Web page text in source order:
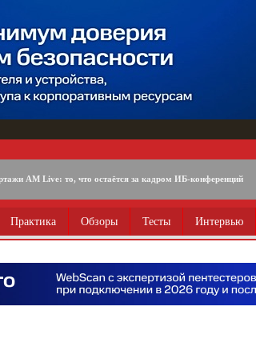
AM Live: то, что остаётся за кадром ИБ-конференций
Практика Обзоры Тесты Интервью